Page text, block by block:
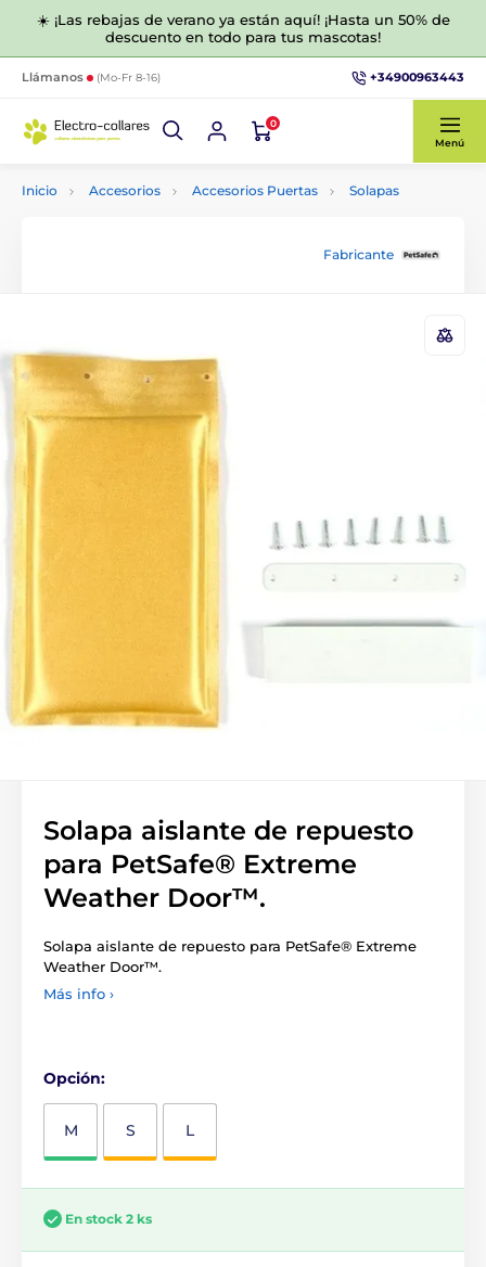
☀️ ¡Las rebajas de verano ya están aquí! ¡Hasta un 50% de
descuento en todo para tus mascotas!
Llámanos (Mo-Fr 8-16) +34900963443
0
Menú
Inicio Accesorios Accesorios Puertas Solapas
Fabricante
Solapa aislante de repuesto
para PetSafe® Extreme
Weather Door™.
Solapa aislante de repuesto para PetSafe® Extreme
Weather Door™.
Más info ›
Opción:
M S L
En stock 2 ks